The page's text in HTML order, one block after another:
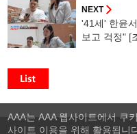
NEXT
'41세' 한윤
보고 걱정" [
AAA는 AAA 웹사이트에서 쿠
사이트 이용을 위해 활용됩니